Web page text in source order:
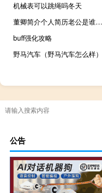
机械表可以跳绳吗冬天
董卿简介个人简历老公是谁（董卿的老公简历）
buff强化攻略
野马汽车（野马汽车怎么样）
公告